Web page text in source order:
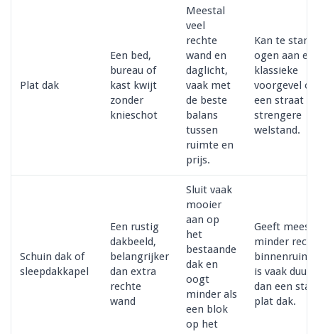
Plat dak
Een bed,
bureau of
kast kwijt
zonder
knieschot
Meestal
veel
rechte
wand en
daglicht,
vaak met
de beste
balans
tussen
ruimte en
prijs.
Kan te
ogen aan
klassieke
voorgevel of
een straat
strengere
welstand.
Schuin dak of
sleepdakkapel
Een rustig
dakbeeld,
belangrijker
dan extra
rechte
wand
Sluit vaak
mooier
aan op
het
bestaande
dak en
oogt
minder als
een blok
op het
Geeft
minder
is vaak
dan een
plat dak.